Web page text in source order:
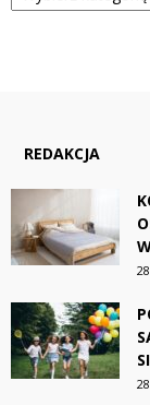
REDAKCJA